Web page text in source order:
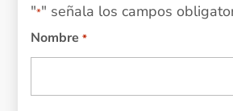
"*" señala los campos
Nombre *